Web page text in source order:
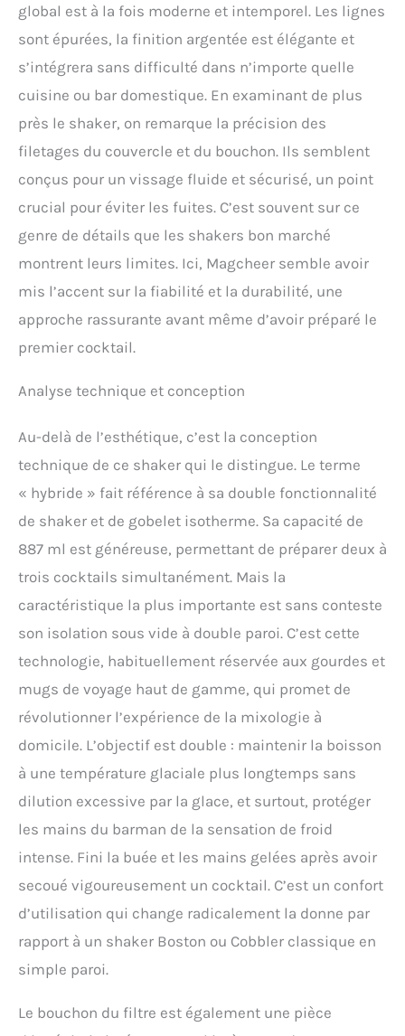
(muddleur) et deux becs
verseurs. De plus, il est
livré avec une pochette de
transport pratique pour
une portabilité facile.
𝐀𝐜𝐢𝐞𝐫 𝐈𝐧𝐨𝐱𝐲𝐝𝐚𝐛𝐥𝐞 𝟏𝟖/𝟖
Fabriqué en acier
qualité, ce shaker cocktail
arbore une finition
professionnelle. Son
design ergonomique
confortable, avec un
bouchon supérieur texturé
représente le mélange
style.
global est à la fois moderne et intemporel. Les lignes
sont épurées, la finition argentée est élégante et
s’intégrera sans difficulté dans n’importe quelle
cuisine ou bar domestique. En examinant de plus
près le shaker, on remarque la précision des
filetages du couvercle et du bouchon. Ils semblent
conçus pour un vissage fluide et sécurisé, un point
crucial pour éviter les fuites. C’est souvent sur ce
genre de détails que les shakers bon marché
montrent leurs limites. Ici, Magcheer semble avoir
mis l’accent sur la fiabilité et la durabilité, une
approche rassurante avant même d’avoir préparé le
premier cocktail.
Analyse technique et conception
Au-delà de l’esthétique, c’est la conception
technique de ce shaker qui le distingue. Le terme
« hybride » fait référence à sa double fonctionnalité
de shaker et de gobelet isotherme. Sa capacité de
887 ml est généreuse, permettant de préparer deux à
trois cocktails simultanément. Mais la
caractéristique la plus importante est sans conteste
son isolation sous vide à double paroi. C’est cette
technologie, habituellement réservée aux gourdes et
mugs de voyage haut de gamme, qui promet de
révolutionner l’expérience de la mixologie à
domicile. L’objectif est double : maintenir la boisson
à une température glaciale plus longtemps sans
dilution excessive par la glace, et surtout, protéger
les mains du barman de la sensation de froid
intense. Fini la buée et les mains gelées après avoir
secoué vigoureusement un cocktail. C’est un confort
d’utilisation qui change radicalement la donne par
rapport à un shaker Boston ou Cobbler classique en
simple paroi.
Le bouchon du filtre est également une pièce